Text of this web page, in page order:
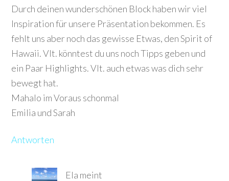
Durch deinen wunderschönen Block haben wir viel
Inspiration für unsere Präsentation bekommen. Es
fehlt uns aber noch das gewisse Etwas, den Spirit of
Hawaii. Vlt. könntest du uns noch Tipps geben und
ein Paar Highlights. Vlt. auch etwas was dich sehr
bewegt hat.
Mahalo im Voraus schonmal
Emilia und Sarah
Antworten
Ela meint